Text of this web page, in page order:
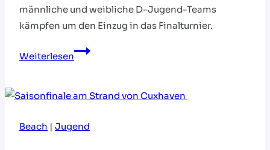
männliche und weibliche D-Jugend-Teams
kämpfen um den Einzug in das Finalturnier.
Weiterlesen
Mini-
Teams
um
Beach | Jugend